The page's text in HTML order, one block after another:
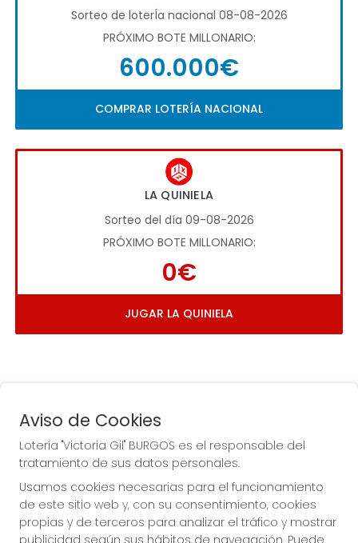
Sorteo de loterÍa nacional 08-08-2026
PRÓXIMO BOTE MILLONARIO:
600.000€
COMPRAR LOTERÍA NACIONAL
LA QUINIELA
Sorteo del día 09-08-2026
PRÓXIMO BOTE MILLONARIO:
0€
JUGAR LA QUINIELA
La de la Antigua de
Gamonal
Aviso de Cookies
Lotería "Victoria Gil" BURGOS es el responsable del
tratamiento de sus datos personales.
Usamos cookies necesarias para el funcionamiento
de este sitio web y, con su consentimiento, cookies
propias y de terceros para analizar el tráfico y mostrar
publicidad según sus hábitos de navegación. Puede